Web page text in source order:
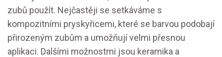
zubů použít. Nejčastěji se setkáváme s
kompozitními pryskyřicemi, které se barvou podobají
přirozeným zubům a umožňují velmi přesnou
aplikaci. Dalšími možnostmi jsou keramika a